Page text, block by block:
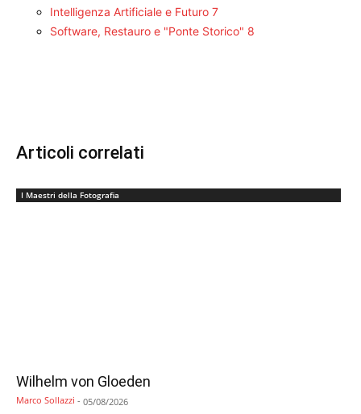
Intelligenza Artificiale e Futuro 7
Software, Restauro e "Ponte Storico" 8
Articoli correlati
I Maestri della Fotografia
Wilhelm von Gloeden
Marco Sollazzi - 05/08/2026